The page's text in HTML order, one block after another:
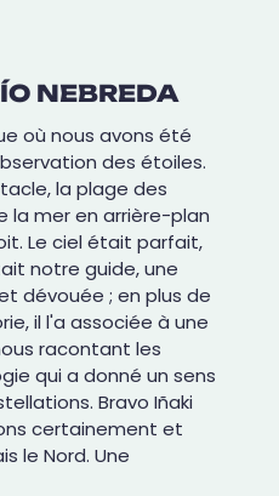
NEBREDA
où nous avons été
des étoiles.
la plage des
la mer en arrière-plan
Le ciel était parfait,
notre guide, une
dévouée ; en plus de
il l'a associée à une
racontant les
qui a donné un sens
Bravo Iñaki
certainement et
le Nord. Une